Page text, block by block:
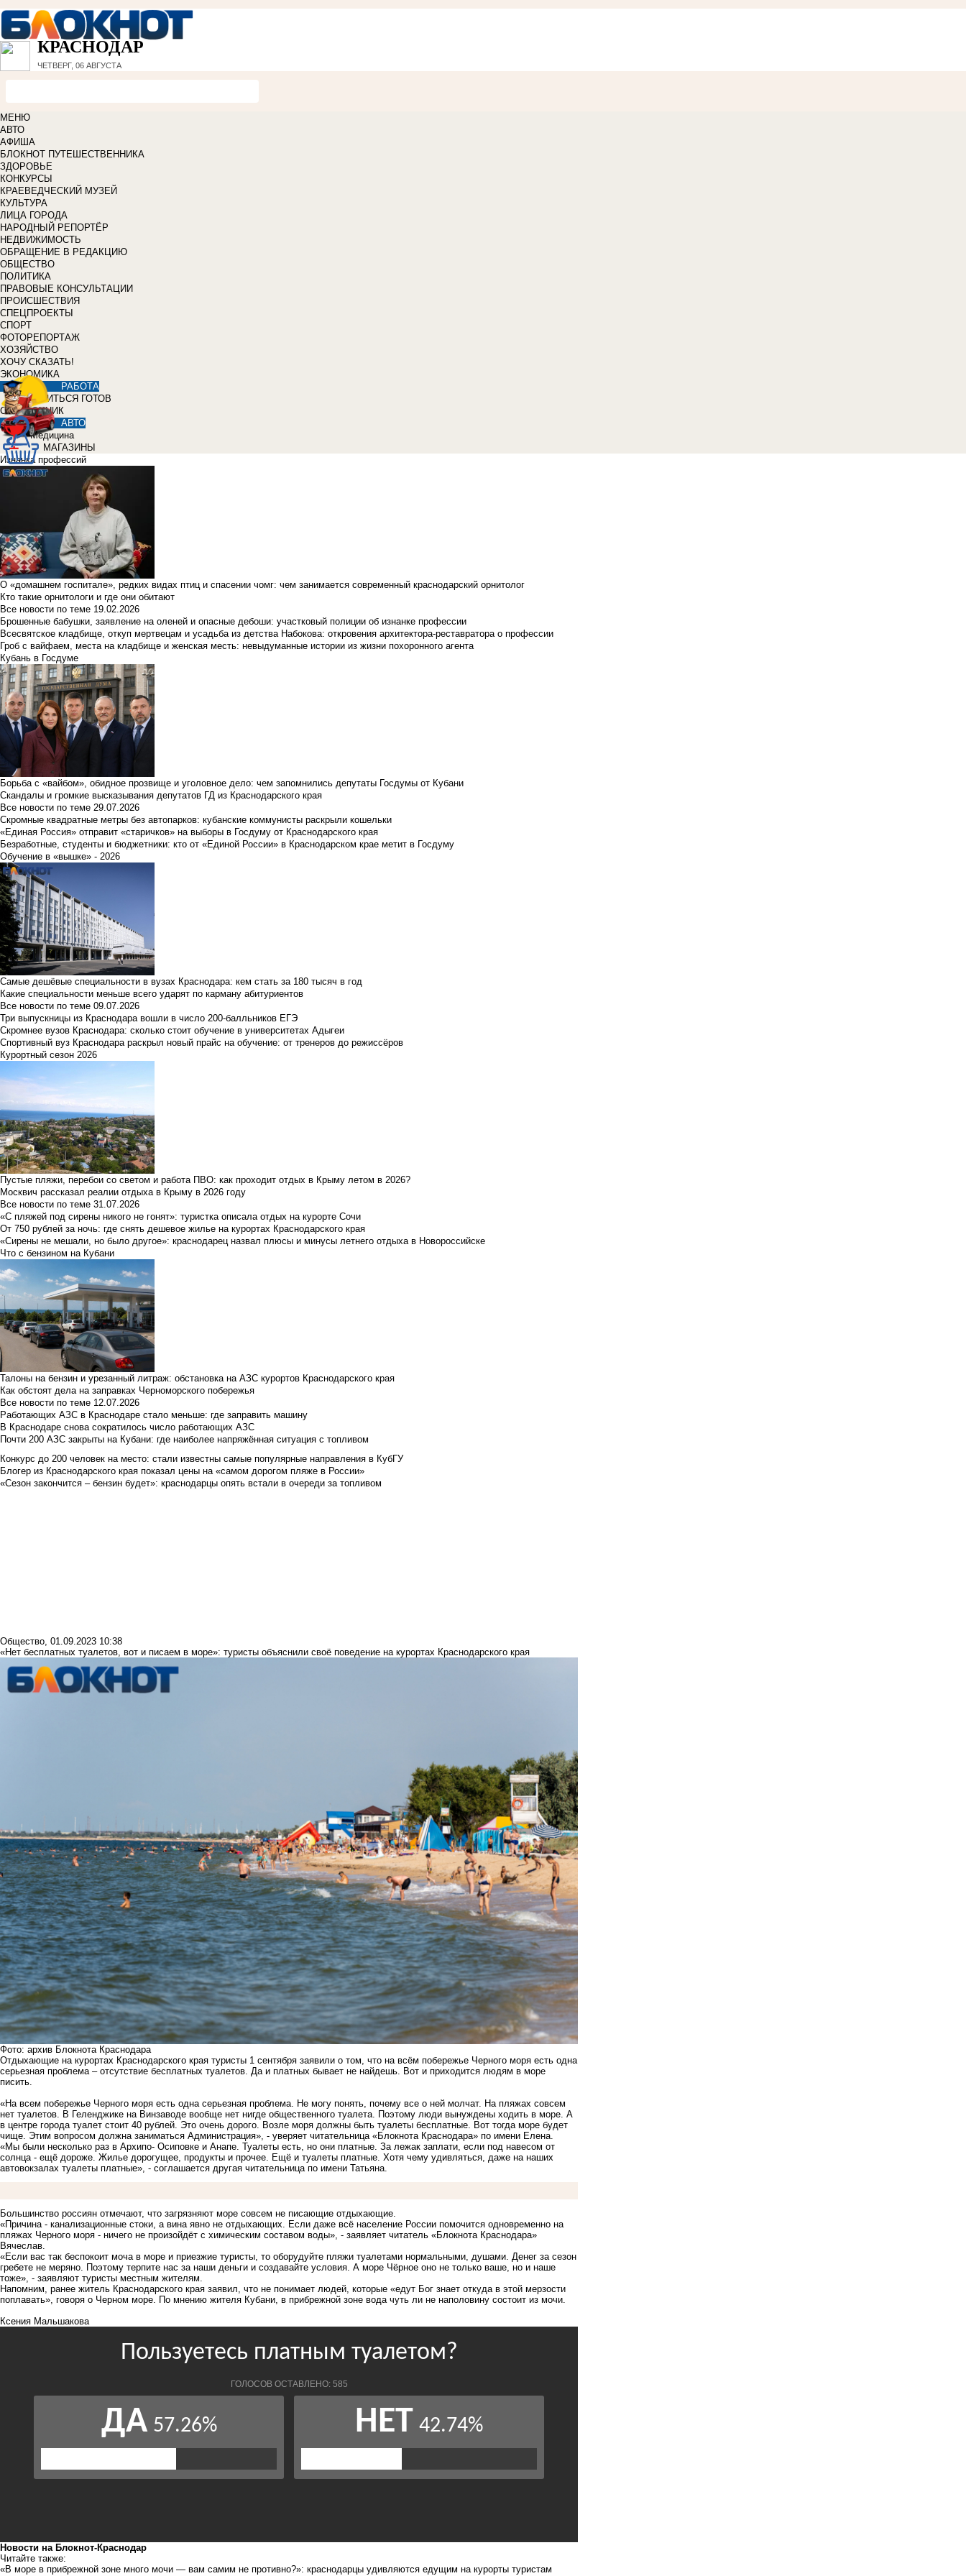
КРАСНОДАР
ЧЕТВЕРГ, 06 АВГУСТА
МЕНЮ
АВТО
АФИША
БЛОКНОТ ПУТЕШЕСТВЕННИКА
ЗДОРОВЬЕ
КОНКУРСЫ
КРАЕВЕДЧЕСКИЙ МУЗЕЙ
КУЛЬТУРА
ЛИЦА ГОРОДА
НАРОДНЫЙ РЕПОРТЁР
НЕДВИЖИМОСТЬ
ОБРАЩЕНИЕ В РЕДАКЦИЮ
ОБЩЕСТВО
ПОЛИТИКА
ПРАВОВЫЕ КОНСУЛЬТАЦИИ
ПРОИСШЕСТВИЯ
СПЕЦПРОЕКТЫ
СПОРТ
ФОТОРЕПОРТАЖ
ХОЗЯЙСТВО
ХОЧУ СКАЗАТЬ!
ЭКОНОМИКА
РАБОТА
УЧИТЬСЯ ГОТОВ
СПРАВОЧНИК
АВТО
Медицина
МАГАЗИНЫ
Изнанка профессий
О «домашнем госпитале», редких видах птиц и спасении чомг: чем занимается современный краснодарский орнитолог
Кто такие орнитологи и где они обитают
Все новости по теме 19.02.2026
Брошенные бабушки, заявление на оленей и опасные дебоши: участковый полиции об изнанке профессии
Всесвятское кладбище, откуп мертвецам и усадьба из детства Набокова: откровения архитектора-реставратора о профессии
Гроб с вайфаем, места на кладбище и женская месть: невыдуманные истории из жизни похоронного агента
Кубань в Госдуме
Борьба с «вайбом», обидное прозвище и уголовное дело: чем запомнились депутаты Госдумы от Кубани
Скандалы и громкие высказывания депутатов ГД из Краснодарского края
Все новости по теме 29.07.2026
Скромные квадратные метры без автопарков: кубанские коммунисты раскрыли кошельки
«Единая Россия» отправит «старичков» на выборы в Госдуму от Краснодарского края
Безработные, студенты и бюджетники: кто от «Единой России» в Краснодарском крае метит в Госдуму
Обучение в «вышке» - 2026
Самые дешёвые специальности в вузах Краснодара: кем стать за 180 тысяч в год
Какие специальности меньше всего ударят по карману абитуриентов
Все новости по теме 09.07.2026
Три выпускницы из Краснодара вошли в число 200-балльников ЕГЭ
Скромнее вузов Краснодара: сколько стоит обучение в университетах Адыгеи
Спортивный вуз Краснодара раскрыл новый прайс на обучение: от тренеров до режиссёров
Курортный сезон 2026
Пустые пляжи, перебои со светом и работа ПВО: как проходит отдых в Крыму летом в 2026?
Москвич рассказал реалии отдыха в Крыму в 2026 году
Все новости по теме 31.07.2026
«С пляжей под сирены никого не гонят»: туристка описала отдых на курорте Сочи
От 750 рублей за ночь: где снять дешевое жилье на курортах Краснодарского края
«Сирены не мешали, но было другое»: краснодарец назвал плюсы и минусы летнего отдыха в Новороссийске
Что с бензином на Кубани
Талоны на бензин и урезанный литраж: обстановка на АЗС курортов Краснодарского края
Как обстоят дела на заправках Черноморского побережья
Все новости по теме 12.07.2026
Работающих АЗС в Краснодаре стало меньше: где заправить машину
В Краснодаре снова сократилось число работающих АЗС
Почти 200 АЗС закрыты на Кубани: где наиболее напряжённая ситуация с топливом
Конкурс до 200 человек на место: стали известны самые популярные направления в КубГУ
Блогер из Краснодарского края показал цены на «самом дорогом пляже в России»
«Сезон закончится – бензин будет»: краснодарцы опять встали в очереди за топливом
Общество, 01.09.2023 10:38
«Нет бесплатных туалетов, вот и писаем в море»: туристы объяснили своё поведение на курортах Краснодарского края
Фото: архив Блокнота Краснодара
Отдыхающие на курортах Краснодарского края туристы 1 сентября заявили о том, что на всём побережье Черного моря есть одна
серьезная проблема – отсутствие бесплатных туалетов. Да и платных бывает не найдешь. Вот и приходится людям в море
писить.
«На всем побережье Черного моря есть одна серьезная проблема. Не могу понять, почему все о ней молчат. На пляжах совсем
нет туалетов. В Геленджике на Винзаводе вообще нет нигде общественного туалета. Поэтому люди вынуждены ходить в море. А
в центре города туалет стоит 40 рублей. Это очень дорого. Возле моря должны быть туалеты бесплатные. Вот тогда море будет
чище. Этим вопросом должна заниматься Администрация», - уверяет читательница «Блокнота Краснодара» по имени Елена.
«Мы были несколько раз в Архипо- Осиповке и Анапе. Туалеты есть, но они платные. За лежак заплати, если под навесом от
солнца - ещё дороже. Жилье дорогущее, продукты и прочее. Ещё и туалеты платные. Хотя чему удивляться, даже на наших
автовокзалах туалеты платные», - соглашается другая читательница по имени Татьяна.
Большинство россиян отмечают, что загрязняют море совсем не писающие отдыхающие.
«Причина - канализационные стоки, а вина явно не отдыхающих. Если даже всё население России помочится одновременно на
пляжах Черного моря - ничего не произойдёт с химическим составом воды», - заявляет читатель «Блокнота Краснодара»
Вячеслав.
«Если вас так беспокоит моча в море и приезжие туристы, то оборудуйте пляжи туалетами нормальными, душами. Денег за сезон
гребете не меряно. Поэтому терпите нас за наши деньги и создавайте условия. А море Чёрное оно не только ваше, но и наше
тоже», - заявляют туристы местным жителям.
Напомним , ранее житель Краснодарского края заявил, что не понимает людей, которые «едут Бог знает откуда в этой мерзости
поплавать», говоря о Черном море. По мнению жителя Кубани, в прибрежной зоне вода чуть ли не наполовину состоит из мочи.
Ксения Мальшакова
Новости на Блoкнoт-Краснодар
Читайте также:
«В море в прибрежной зоне много мочи — вам самим не противно?»: краснодарцы удивляются едущим на курорты туристам